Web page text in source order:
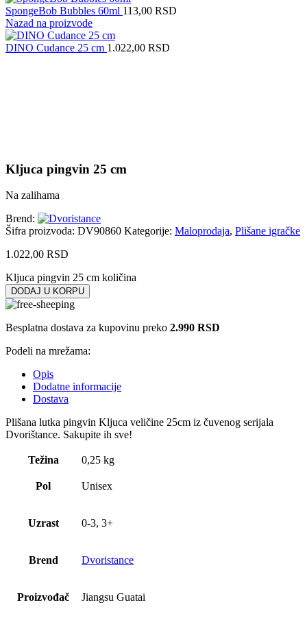
SpongeBob Bubbles 60ml 113,00 RSD
Nazad na proizvode
DINO Cudance 25 cm 1.022,00 RSD
Kljuca pingvin 25 cm
Na zalihama
Brend:
Šifra proizvoda: DV90860 Kategorije: Maloprodaja, Plišane igračke
1.022,00 RSD
Kljuca pingvin 25 cm količina
DODAJ U KORPU
Besplatna dostava za kupovinu preko 2.990 RSD
Podeli na mrežama:
Opis
Dodatne informacije
Dostava
Plišana lutka pingvin Kljuca veličine 25cm iz čuvenog serijala
Dvorištance. Sakupite ih sve!
Težina 0,25 kg
Pol Unisex
Uzrast 0-3, 3+
Brend Dvoristance
Proizvođač Jiangsu Guatai